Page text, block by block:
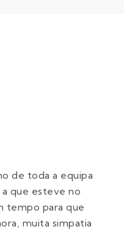
de toda a equipa
que esteve no
tempo para que
muita simpatia